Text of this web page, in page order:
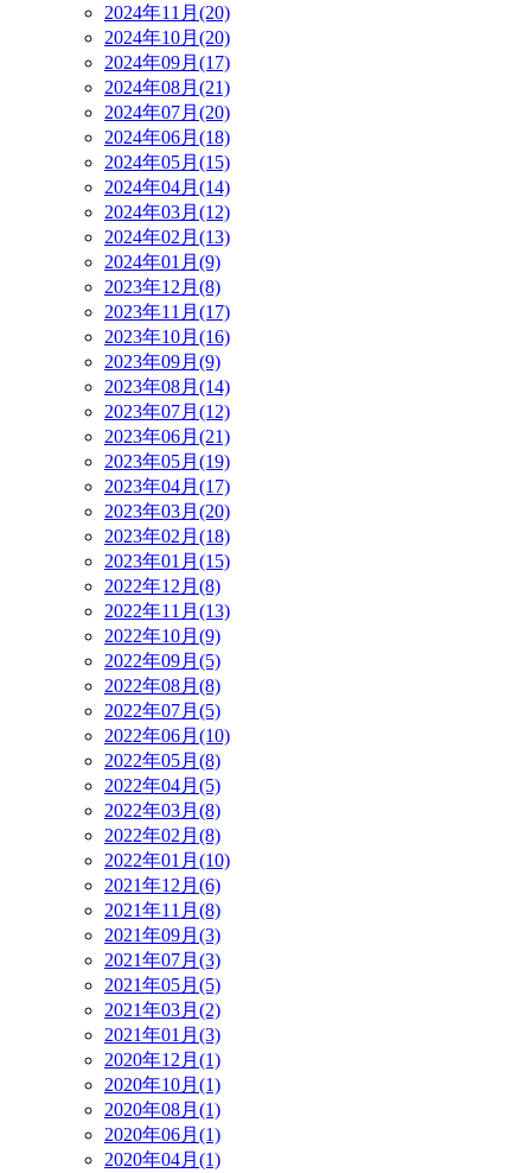
2024年11月(20)
2024年10月(20)
2024年09月(17)
2024年08月(21)
2024年07月(20)
2024年06月(18)
2024年05月(15)
2024年04月(14)
2024年03月(12)
2024年02月(13)
2024年01月(9)
2023年12月(8)
2023年11月(17)
2023年10月(16)
2023年09月(9)
2023年08月(14)
2023年07月(12)
2023年06月(21)
2023年05月(19)
2023年04月(17)
2023年03月(20)
2023年02月(18)
2023年01月(15)
2022年12月(8)
2022年11月(13)
2022年10月(9)
2022年09月(5)
2022年08月(8)
2022年07月(5)
2022年06月(10)
2022年05月(8)
2022年04月(5)
2022年03月(8)
2022年02月(8)
2022年01月(10)
2021年12月(6)
2021年11月(8)
2021年09月(3)
2021年07月(3)
2021年05月(5)
2021年03月(2)
2021年01月(3)
2020年12月(1)
2020年10月(1)
2020年08月(1)
2020年06月(1)
2020年04月(1)